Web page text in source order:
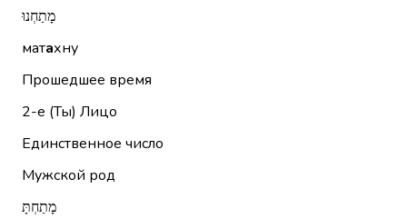
מָתַחְנוּ
матахну
Прошедшее время
2-е (Ты) Лицо
Единственное число
Мужской род
מָתַחְתָּ